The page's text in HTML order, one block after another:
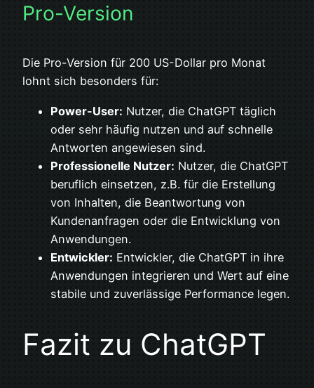
Pro-Version
Die Pro-Version für 200 US-Dollar pro Monat
lohnt sich besonders für:
Power-User: Nutzer, die ChatGPT täglich
oder sehr häufig nutzen und auf schnelle
Antworten angewiesen sind.
Professionelle Nutzer: Nutzer, die ChatGPT
beruflich einsetzen, z.B. für die Erstellung
von Inhalten, die Beantwortung von
Kundenanfragen oder die Entwicklung von
Anwendungen.
Entwickler: Entwickler, die ChatGPT in ihre
Anwendungen integrieren und Wert auf eine
stabile und zuverlässige Performance legen.
Fazit zu ChatGPT